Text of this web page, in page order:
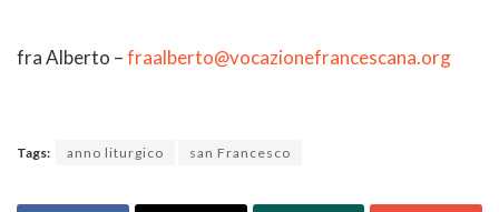
fra Alberto –fraalberto@vocazionefrancescana.org
Tags: anno liturgico san Francesco